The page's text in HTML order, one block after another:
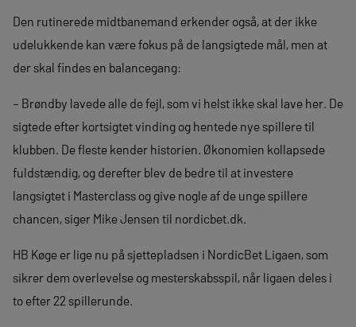
Den rutinerede midtbanemand erkender også, at der ikke
udelukkende kan være fokus på de langsigtede mål, men at
der skal findes en balancegang:
– Brøndby lavede alle de fejl, som vi helst ikke skal lave her. De
sigtede efter kortsigtet vinding og hentede nye spillere til
klubben. De fleste kender historien. Økonomien kollapsede
fuldstændig, og derefter blev de bedre til at investere
langsigtet i Masterclass og give nogle af de unge spillere
chancen, siger Mike Jensen til nordicbet.dk.
HB Køge er lige nu på sjettepladsen i NordicBet Ligaen, som
sikrer dem overlevelse og mesterskabsspil, når ligaen deles i
to efter 22 spillerunde.